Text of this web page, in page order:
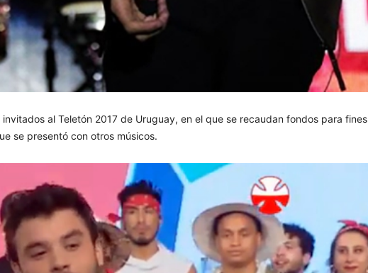
al Teletón 2017 de Uruguay, en el que se recaudan fondos para fines
se presentó con otros músicos.